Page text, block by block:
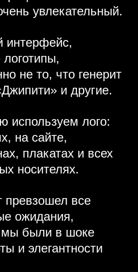
увлекательный.
интерфейс,
не то, что генерит
и другие.
используем лого:
на сайте,
плакатах и всех
носителях.
превзошел все
ожидания,
мы были в шоке
и элегантности